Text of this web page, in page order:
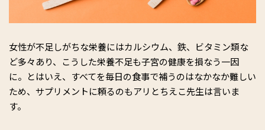
女性が不足しがちな栄養にはカルシウム、鉄、ビタミン類な
ど多々あり、こうした栄養不足も子宮の健康を損なう一因
に。とはいえ、すべてを毎日の食事で補うのはなかなか難しい
ため、サプリメントに頼るのもアリとちえこ先生は言いま
す。